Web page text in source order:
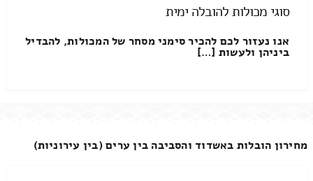
סוגי מכולות להובלה ימית
אנו נעזור לכם להכיר סימני מסחר של המכולות, להבדיל
ביניהן ולעשות […]
מחירון הובלות באשדוד והסביבה בין ערים (בין עירוניות)